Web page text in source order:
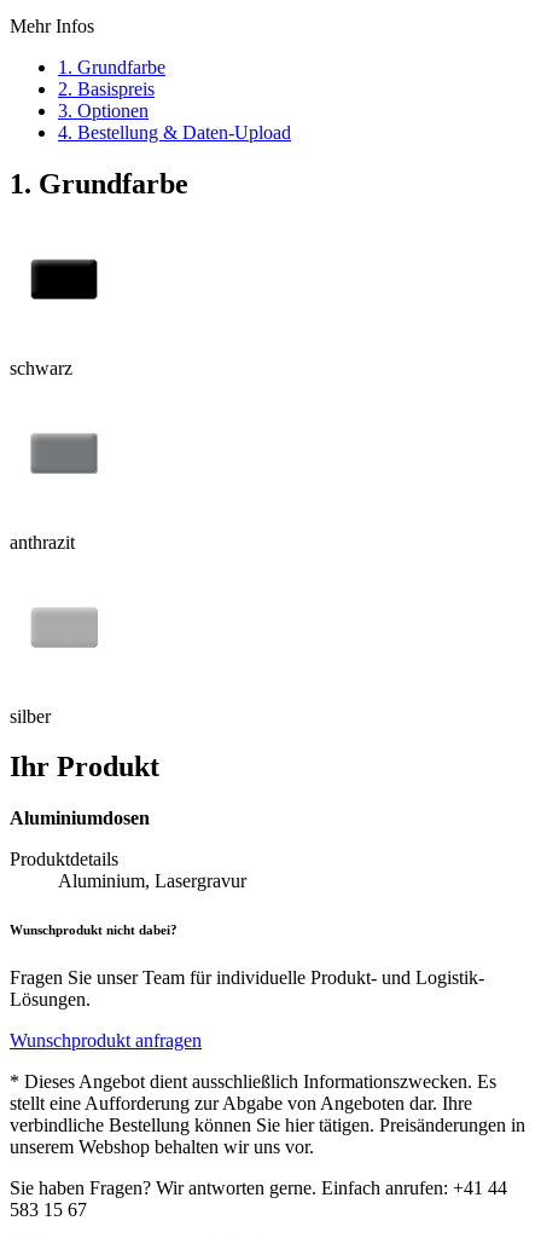
Mehr Infos
1. Grundfarbe
2. Basispreis
3. Optionen
4. Bestellung & Daten-Upload
1. Grundfarbe
schwarz
anthrazit
silber
Ihr Produkt
Aluminiumdosen
Produktdetails
Aluminium, Lasergravur
Wunschprodukt nicht dabei?
Fragen Sie unser Team für individuelle Produkt- und Logistik-
Lösungen.
Wunschprodukt anfragen
* Dieses Angebot dient ausschließlich Informationszwecken. Es
stellt eine Aufforderung zur Abgabe von Angeboten dar. Ihre
verbindliche Bestellung können Sie hier tätigen. Preisänderungen in
unserem Webshop behalten wir uns vor.
Sie haben Fragen? Wir antworten gerne. Einfach anrufen: +41 44
583 15 67